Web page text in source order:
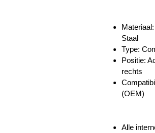
Staal
Type:
Positie:
rechts
(OEM)
Alle